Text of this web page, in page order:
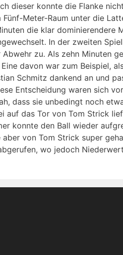
dieser konnte die Flanke
Meter-Raum unter die
die klar dominierendere
In der zweiten
zu. Als zehn Minuten
davon war zum Beispiel,
Schmitz dankend an und
Entscheidung waren sich
dass sie unbedingt noch
das Tor von Tom Strick
konnte den Ball wieder
von Tom Strick super
wo jedoch